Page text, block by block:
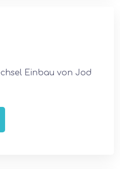
Einbau von Jod